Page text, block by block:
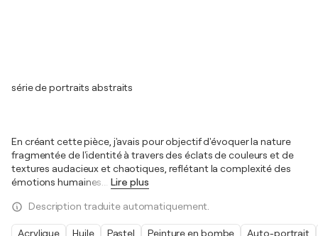
série de portraits abstraits
En créant cette pièce, j'avais pour objectif d'évoquer la nature
fragmentée de l'identité à travers des éclats de couleurs et de
textures audacieux et chaotiques, reflétant la complexité des
émotions humaines.
Lire plus
Description traduite automatiquement.
Acrylique Huile Pastel Peinture en bombe Auto-portrait